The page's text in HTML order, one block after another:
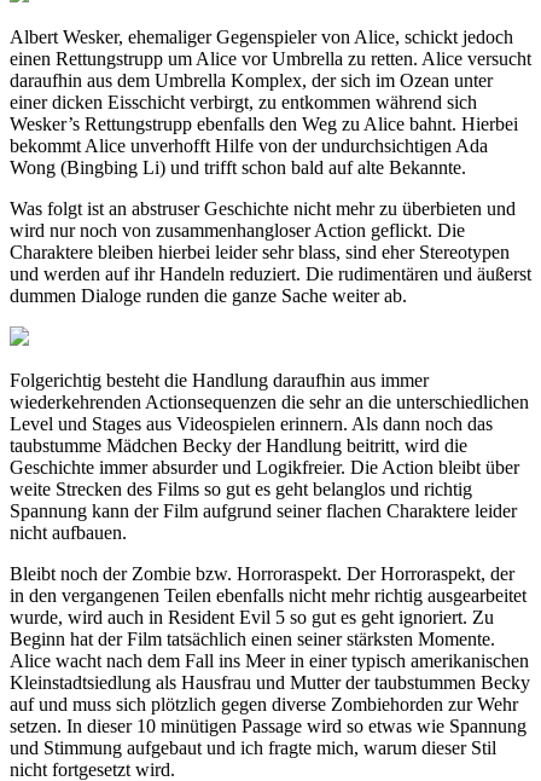
Albert Wesker, ehemaliger Gegenspieler von Alice, schickt jedoch
einen Rettungstrupp um Alice vor Umbrella zu retten. Alice versucht
daraufhin aus dem Umbrella Komplex, der sich im Ozean unter
einer dicken Eisschicht verbirgt, zu entkommen während sich
Wesker’s Rettungstrupp ebenfalls den Weg zu Alice bahnt. Hierbei
bekommt Alice unverhofft Hilfe von der undurchsichtigen Ada
Wong (Bingbing Li) und trifft schon bald auf alte Bekannte.
Was folgt ist an abstruser Geschichte nicht mehr zu überbieten und
wird nur noch von zusammenhangloser Action geflickt. Die
Charaktere bleiben hierbei leider sehr blass, sind eher Stereotypen
und werden auf ihr Handeln reduziert. Die rudimentären und äußerst
dummen Dialoge runden die ganze Sache weiter ab.
Folgerichtig besteht die Handlung daraufhin aus immer
wiederkehrenden Actionsequenzen die sehr an die unterschiedlichen
Level und Stages aus Videospielen erinnern. Als dann noch das
taubstumme Mädchen Becky der Handlung beitritt, wird die
Geschichte immer absurder und Logikfreier. Die Action bleibt über
weite Strecken des Films so gut es geht belanglos und richtig
Spannung kann der Film aufgrund seiner flachen Charaktere leider
nicht aufbauen.
Bleibt noch der Zombie bzw. Horroraspekt. Der Horroraspekt, der
in den vergangenen Teilen ebenfalls nicht mehr richtig ausgearbeitet
wurde, wird auch in Resident Evil 5 so gut es geht ignoriert. Zu
Beginn hat der Film tatsächlich einen seiner stärksten Momente.
Alice wacht nach dem Fall ins Meer in einer typisch amerikanischen
Kleinstadtsiedlung als Hausfrau und Mutter der taubstummen Becky
auf und muss sich plötzlich gegen diverse Zombiehorden zur Wehr
setzen. In dieser 10 minütigen Passage wird so etwas wie Spannung
und Stimmung aufgebaut und ich fragte mich, warum dieser Stil
nicht fortgesetzt wird.